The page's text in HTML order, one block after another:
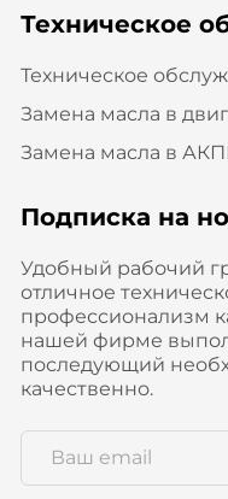
Техническое
Техническое
Замена масла в
Замена масла в
Подписка на
Удобный рабочий
отличное
профессионализм
нашей фирме
последующий
качественно.